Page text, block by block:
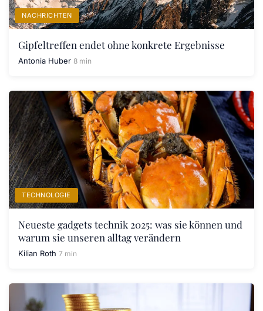
NACHRICHTEN
Gipfeltreffen endet ohne konkrete Ergebnisse
Antonia Huber 8 min
TECHNOLOGIE
Neueste gadgets technik 2025: was sie können und
warum sie unseren alltag verändern
Kilian Roth 7 min